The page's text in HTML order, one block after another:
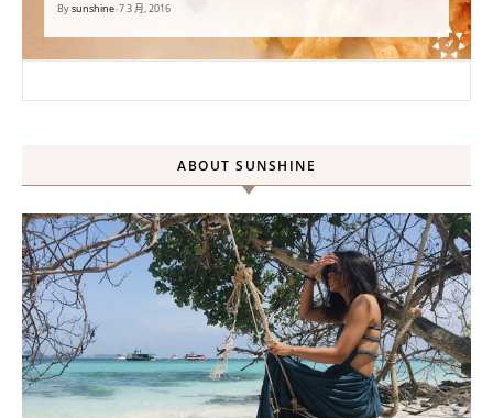
Bysunshine•7 3 月, 2016
ABOUT SUNSHINE